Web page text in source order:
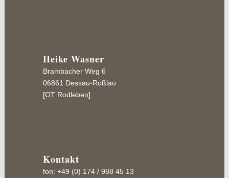
Heike Wasner
Brambacher Weg 6
06861 Dessau-Roßlau
[OT Rodleben]
Kontakt
fon: +49 (0) 174 / 988 45 13